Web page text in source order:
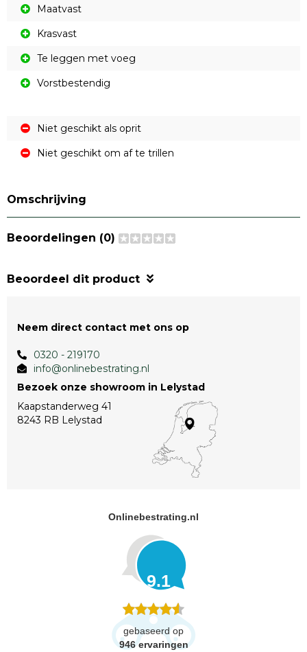
Maatvast
Krasvast
Te leggen met voeg
Vorstbestendig
Niet geschikt als oprit
Niet geschikt om af te trillen
Omschrijving
Beoordelingen (0)
Beoordeel dit product
Neem direct contact met ons op
0320 - 219170
info@onlinebestrating.nl
Bezoek onze showroom in Lelystad
Kaapstanderweg 41
8243 RB Lelystad
Onlinebestrating.nl
9.1
gebaseerd op
946 ervaringen